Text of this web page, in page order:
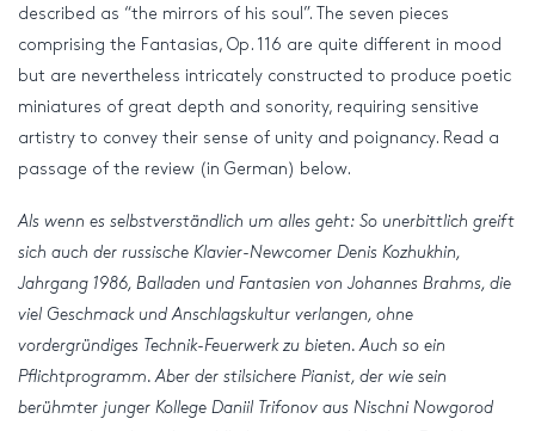
described as “the mirrors of his soul”. The seven pieces
comprising the Fantasias, Op. 116 are quite different in mood
but are nevertheless intricately constructed to produce poetic
miniatures of great depth and sonority, requiring sensitive
artistry to convey their sense of unity and poignancy. Read a
passage of the review (in German) below.
Als wenn es selbstverständlich um alles geht: So unerbittlich greift
sich auch der russische Klavier-Newcomer Denis Kozhukhin,
Jahrgang 1986, Balladen und Fantasien von Johannes Brahms, die
viel Geschmack und Anschlagskultur verlangen, ohne
vordergründiges Technik-Feuerwerk zu bieten. Auch so ein
Pflichtprogramm. Aber der stilsichere Pianist, der wie sein
berühmter junger Kollege Daniil Trifonov aus Nischni Nowgorod